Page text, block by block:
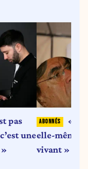
pas
une
«
elle-même…
vivant »